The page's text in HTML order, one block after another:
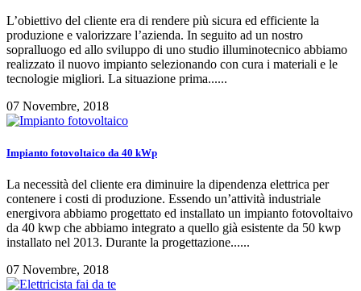
L’obiettivo del cliente era di rendere più sicura ed efficiente la
produzione e valorizzare l’azienda. In seguito ad un nostro
sopralluogo ed allo sviluppo di uno studio illuminotecnico abbiamo
realizzato il nuovo impianto selezionando con cura i materiali e le
tecnologie migliori. La situazione prima......
07 Novembre, 2018
Impianto fotovoltaico da 40 kWp
La necessità del cliente era diminuire la dipendenza elettrica per
contenere i costi di produzione. Essendo un’attività industriale
energivora abbiamo progettato ed installato un impianto fotovoltaivo
da 40 kwp che abbiamo integrato a quello già esistente da 50 kwp
installato nel 2013. Durante la progettazione......
07 Novembre, 2018